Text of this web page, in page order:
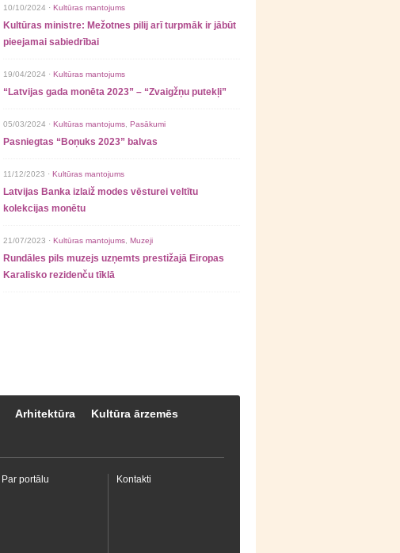
10/10/2024 · Kultūras mantojums
Kultūras ministre: Mežotnes pilij arī turpmāk ir jābūt
pieejamai sabiedrībai
19/04/2024 · Kultūras mantojums
“Latvijas gada monēta 2023” – “Zvaigžņu putekļi”
05/03/2024 · Kultūras mantojums Pasākumi
Pasniegtas “Boņuks 2023” balvas
11/12/2023 · Kultūras mantojums
Latvijas Banka izlaiž modes vēsturei veltītu
kolekcijas monētu
21/07/2023 · Kultūras mantojums Muzeji
Rundāles pils muzejs uzņemts prestižajā Eiropas
Karalisko rezidenču tīklā
Arhitektūra Kultūra ārzemēs
Par portālu Kontakti